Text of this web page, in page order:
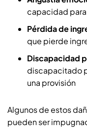
capacidad
Pérdida de
que pierde
Discapacidad
discapacitado
una provisión
Algunos de estos
pueden ser